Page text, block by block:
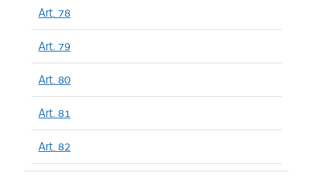
Art. 78
Art. 79
Art. 80
Art. 81
Art. 82